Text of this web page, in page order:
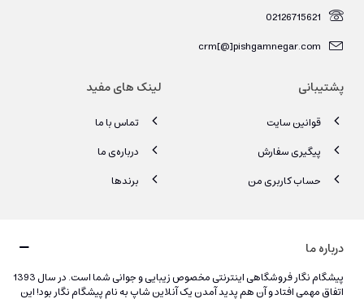
02126715621
crm[@]pishgamnegar.com
پشتیبانی
قوانین سایت
پیگیری سفارش
حساب کاربری من
لینک های مفید
تماس با ما
درباره‌ی ما
برندها
درباره ما
پیشگام نگار فروشگاهی اینترنتی مخصوص زیبایی و جوانی شما است. در سال 1393
اتفاق مهمی افتاد و آن هم پدید آمدن یک آنلاین شاپ به نام پیشگام نگار بود! این